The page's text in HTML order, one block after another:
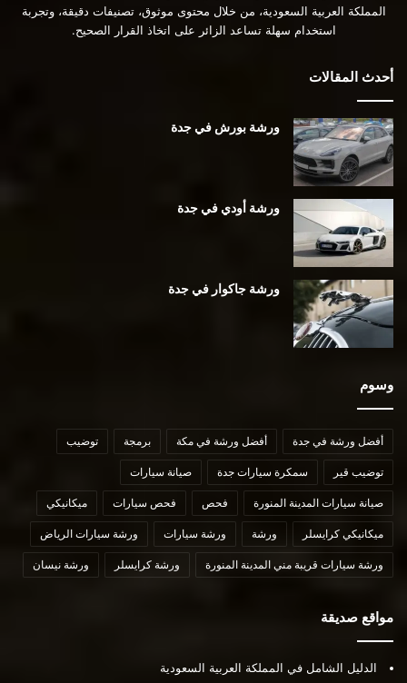
المملكة العربية السعودية، من خلال محتوى موثوق، تصنيفات دقيقة، وتجربة
استخدام سهلة تساعد الزائر على اتخاذ القرار الصحيح.
أحدث المقالات
ورشة بورش في جدة
ورشة أودي في جدة
ورشة جاكوار في جدة
وسوم
أفضل ورشة في جدة أفضل ورشة في مكة برمجة توضيب
توضيب قير سمكرة سيارات جدة صيانة سيارات
صيانة سيارات المدينة المنورة فحص فحص سيارات ميكانيكي
ميكانيكي كرايسلر ورشة ورشة سيارات ورشة سيارات الرياض
ورشة سيارات قريبة مني المدينة المنورة ورشة كرايسلر ورشة نيسان
مواقع صديقة
الدليل الشامل في المملكة العربية السعودية